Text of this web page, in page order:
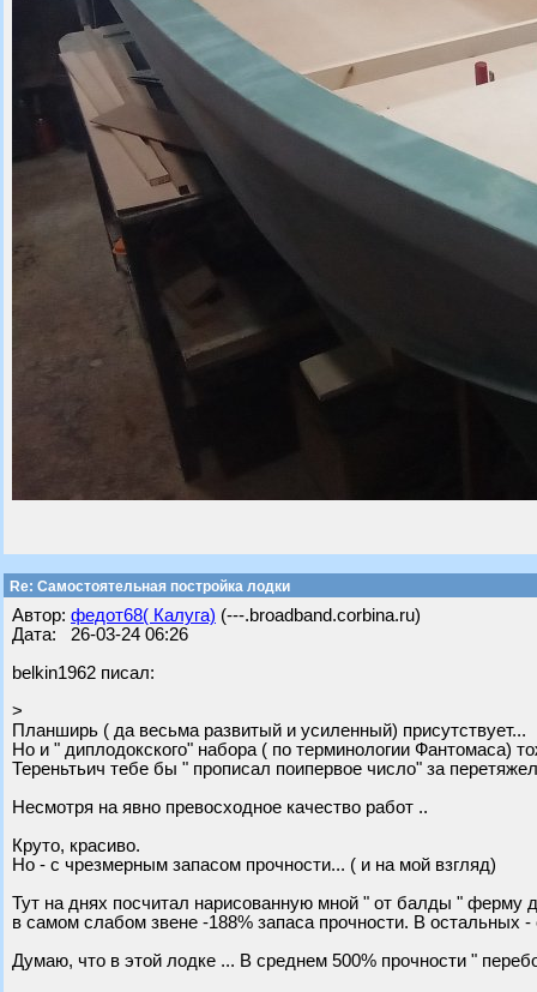
Re: Самостоятельная постройка лодки
Автор: федот68( Калуга) (---.broadband.corbina.ru)
Дата: 26-03-24 06:26
belkin1962 писал:
>
Планширь ( да весьма развитый и усиленный) присутствует...
Но и " диплодокского" набора ( по терминологии Фантомаса)
Тереньтьич тебе бы " прописал поипервое число" за
Несмотря на явно превосходное качество работ ..
Круто, красиво.
Но - с чрезмерным запасом прочности... ( и на мой взгляд)
Тут на днях посчитал нарисованную мной " от балды " ферму
в самом слабом звене -188% запаса прочности. В остальных -
Думаю, что в этой лодке ... В среднем 500% прочности "